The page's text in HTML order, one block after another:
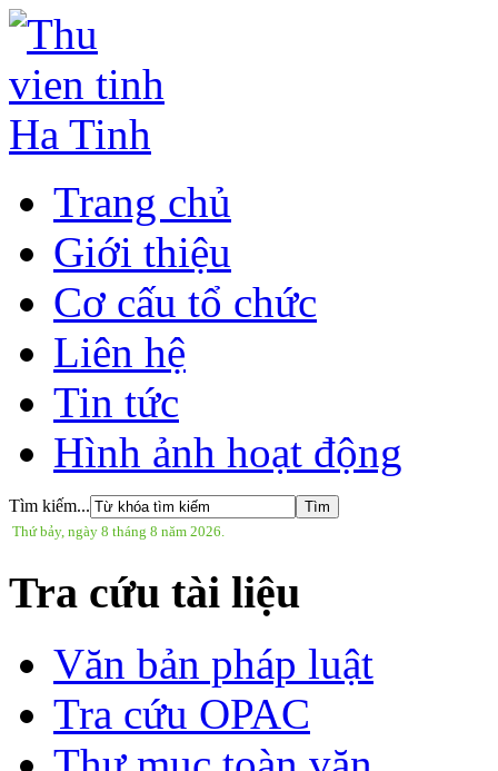
Trang chủ
Giới thiệu
Cơ cấu tổ chức
Liên hệ
Tin tức
Hình ảnh hoạt động
Tìm kiếm...
Thứ bảy, ngày 8 tháng 8 năm 2026.
Tra cứu tài liệu
Văn bản pháp luật
Tra cứu OPAC